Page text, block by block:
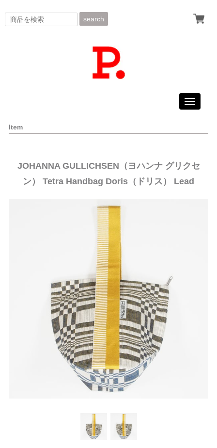
search
Toggle
Item
JOHANNA GULLICHSEN（ヨハンナ グリクセ
ン） Tetra Handbag Doris（ドリス） Lead